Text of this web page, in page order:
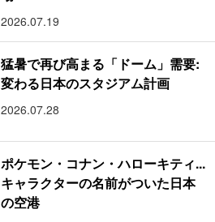
2026.07.19
猛暑で再び高まる「ドーム」需要:
変わる日本のスタジアム計画
2026.07.28
ポケモン・コナン・ハローキティ...
キャラクターの名前がついた日本
の空港